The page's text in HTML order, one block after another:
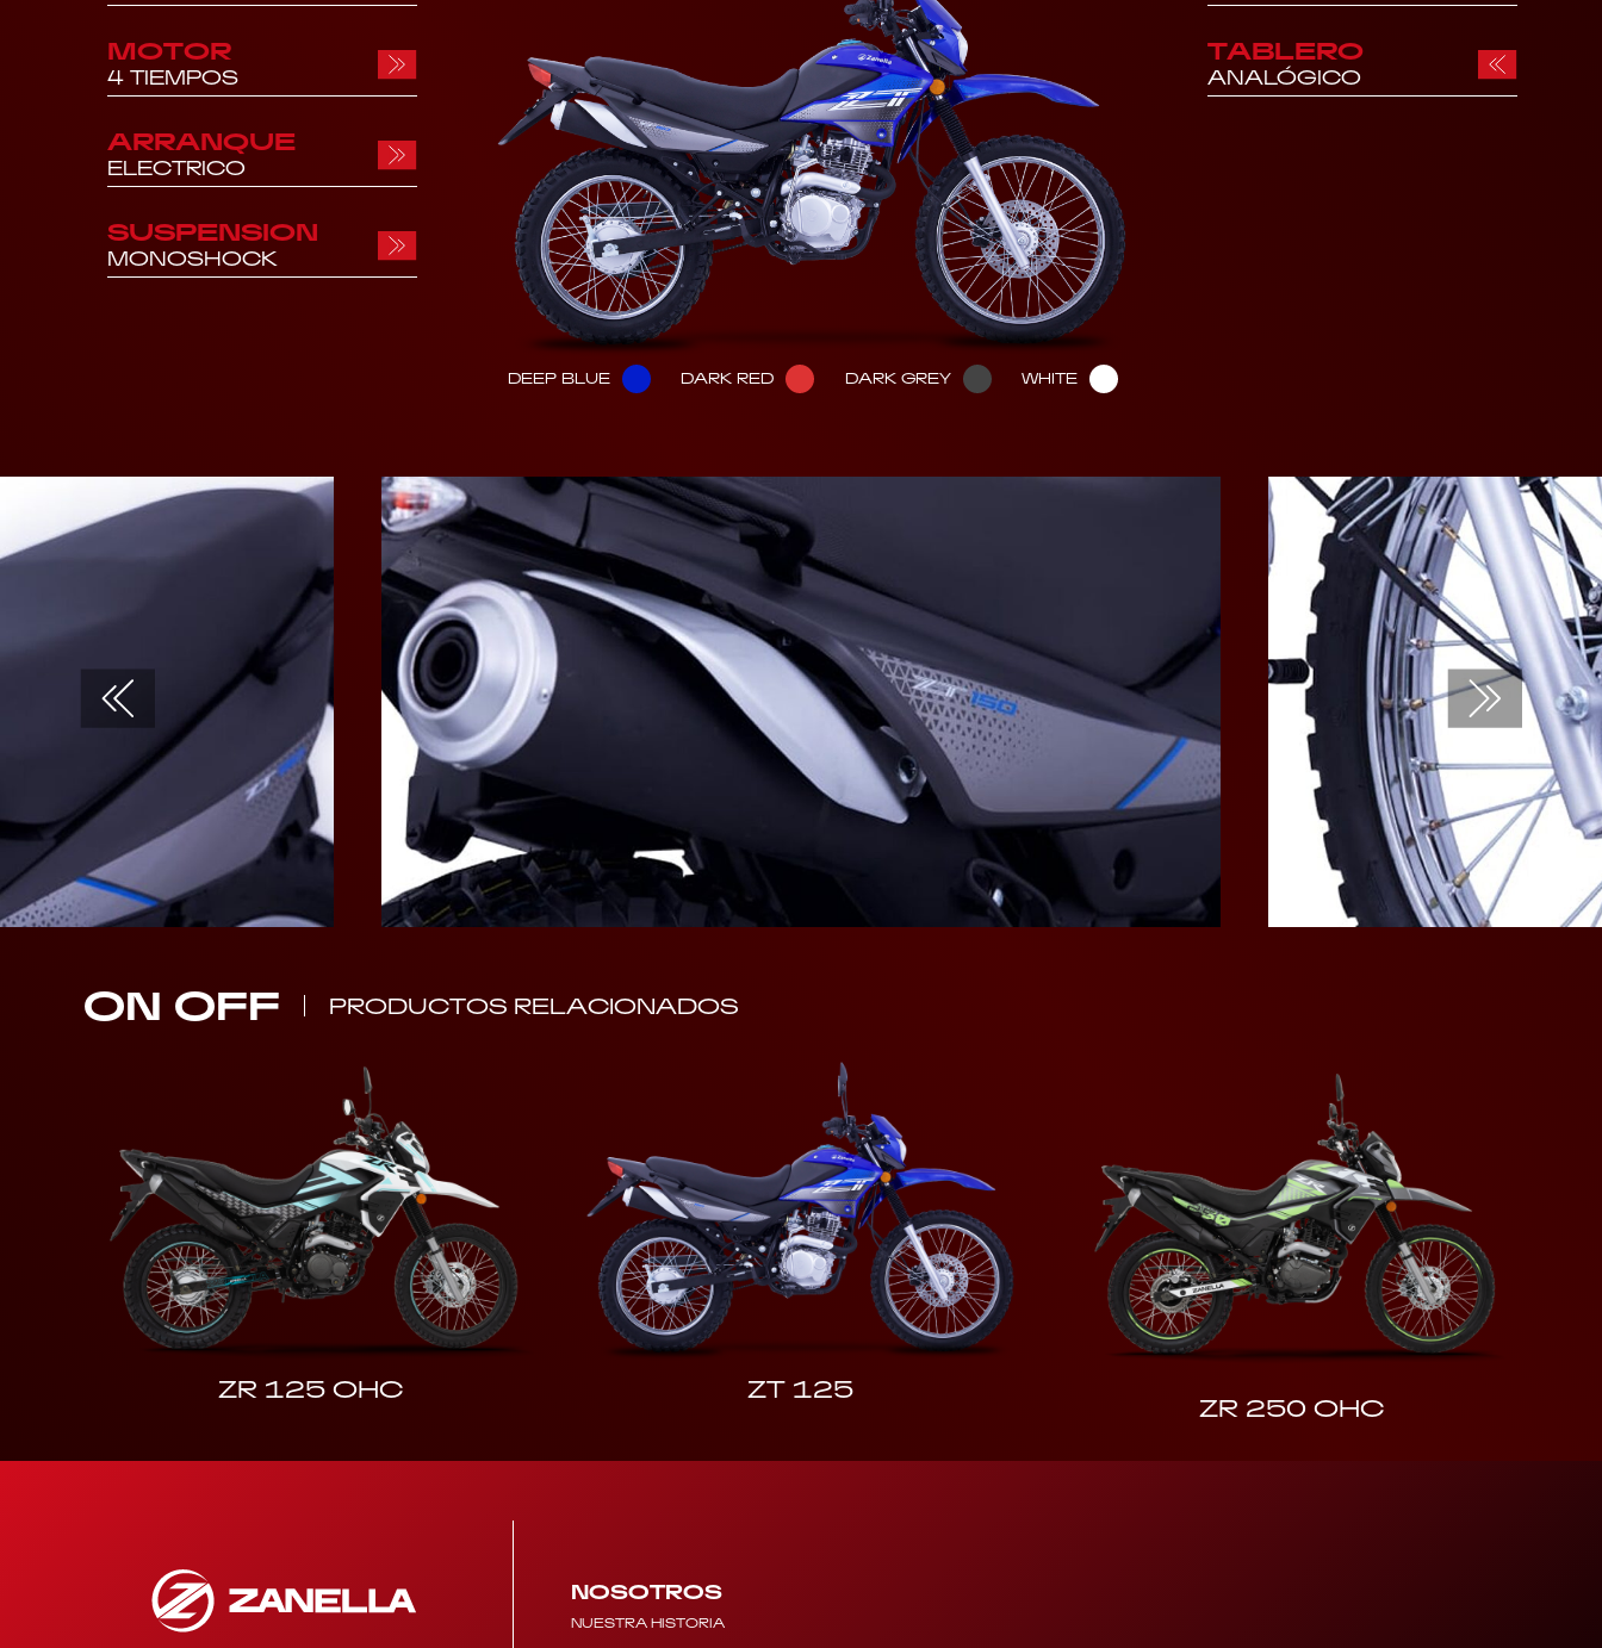
MOTOR
4 TIEMPOS
ARRANQUE
ELECTRICO
SUSPENSION
MONOSHOCK
DEEP BLUE DARK RED DARK GREY WHITE
TABLERO
ANALÓGICO
ON OFF PRODUCTOS RELACIONADOS
ZR 125 OHC ZT 125
ZR 250 OHC
NOSOTROS
NUESTRA HISTORIA